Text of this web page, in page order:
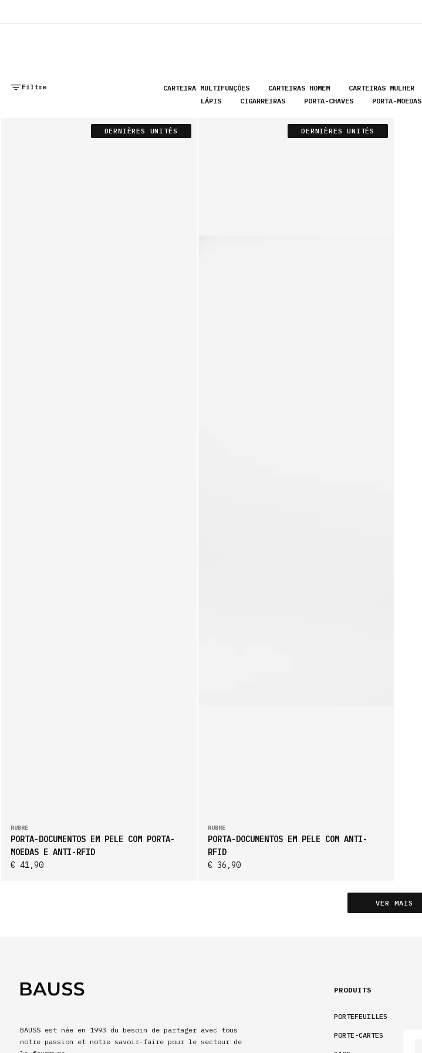
Filtre CARTEIRA MULTIFUNÇÕES CARTEIRAS HOMEM CARTEIRAS MULHER
LÁPIS
CIGARREIRAS PORTA-CHAVES PORTA-MOEDAS
DERNIÈRES UNITÉS
RUBRE
PORTA-DOCUMENTOS EM PELE COM PORTA-
MOEDAS E ANTI-RFID
€ 41,90
DERNIÈRES UNITÉS
RUBRE
PORTA-DOCUMENTOS EM PELE COM ANTI-
RFID
€ 36,90
VER MAIS
BAUSS est née en 1993 du besoin de partager avec tous
notre passion et notre savoir-faire pour le secteur de
PRODUITS
PORTEFEUILLES
PORTE-CARTES